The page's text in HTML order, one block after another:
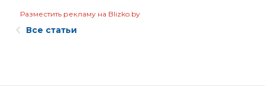
Разместить рекламу на Blizko.by
Все статьи